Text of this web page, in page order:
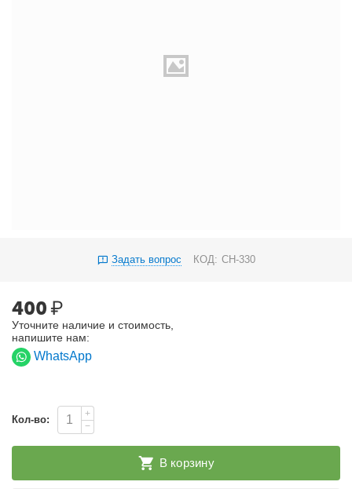
Задать вопрос КОД: CH-330
400₽
Уточните наличие и стоимость,
напишите нам:
WhatsApp
Кол-во:
+
−
В корзину